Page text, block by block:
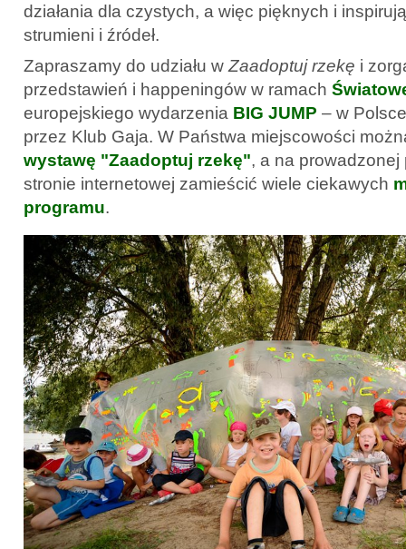
działania dla czystych, a więc pięknych i
strumieni i źródeł.
Zapraszamy do udziału w Zaadoptuj rzekę i
przedstawień i happeningów w ramach
europejskiego wydarzenia BIG JUMP – w
przez Klub Gaja. W Państwa miejscowości
wystawę "Zaadoptuj rzekę", a na
stronie internetowej zamieścić wiele ciekawych
programu.